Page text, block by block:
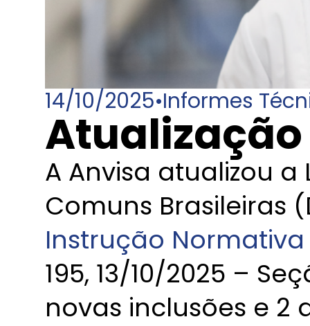
14/10/2025•Informes
Atualização
A Anvisa atualizou
Comuns Brasileiras
Instrução Normativa
195, 13/10/2025 –
novas inclusões e 2